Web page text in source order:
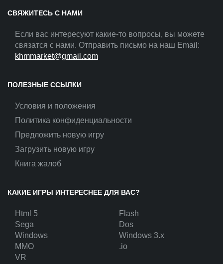
СВЯЖИТЕСЬ С НАМИ
Если вас интересуют какие-то вопросы, вы можете
связатся с нами. Отправить письмо на наш Email:
khmmarket@gmail.com
ПОЛЕЗНЫЕ ССЫЛКИ
Условия и положения
Политика конфиденциальности
Предложить новую игру
Загрузить новую игру
Книга жалоб
КАКИЕ ИГРЫ ИНТЕРЕСНЕЕ ДЛЯ ВАС?
Html 5
Flash
Sega
Dos
Windows
Windows 3.x
MMO
.io
VR